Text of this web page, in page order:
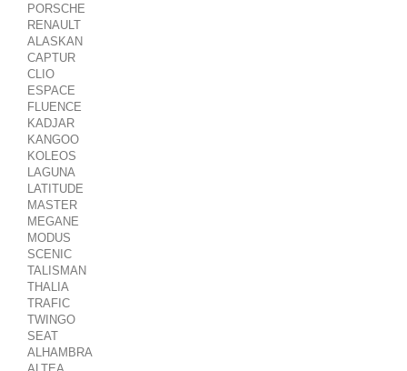
PORSCHE
RENAULT
ALASKAN
CAPTUR
CLIO
ESPACE
FLUENCE
KADJAR
KANGOO
KOLEOS
LAGUNA
LATITUDE
MASTER
MEGANE
MODUS
SCENIC
TALISMAN
THALIA
TRAFIC
TWINGO
SEAT
ALHAMBRA